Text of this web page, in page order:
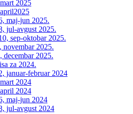
2025
maj-jun 2025.
jul-avgust 2025.
sep-oktobar 2025.
novembar 2025.
decembar 2025.
za 2024.
januar-februar 2024
2024
2024
maj-jun 2024
jul-avgust 2024